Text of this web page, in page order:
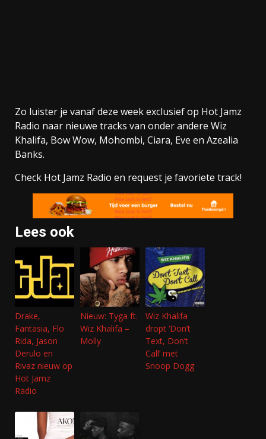
Zo luister je vanaf deze week exclusief op Hot Jamz
Radio naar nieuwe tracks van onder andere Wiz
Khalifa, Bow Wow, Mohombi, Ciara, Eve en Azealia
Banks.
Check Hot Jamz Radio en request je favoriete track!
Lees ook
Drake,
Fantasia, Flo
Rida, Jason
Derulo en
Rivaz nieuw op
Hot Jamz
Radio
Nieuw: Tyga ft.
Wiz Khalifa –
Molly
Wiz Khalifa
dropt ‘Don’t
Text, Don’t
Call’ met
Snoop Dogg